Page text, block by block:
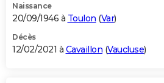
Naissance
20/09/1946 à Toulon (Var)
Décès
12/02/2021 à Cavaillon (Vaucluse)